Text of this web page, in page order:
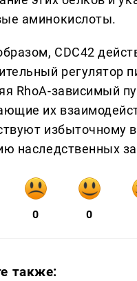
аминокислоты.
CDC42
регулятор
RhoA-зависимый
их
избыточному
наследственных
0 0
также: